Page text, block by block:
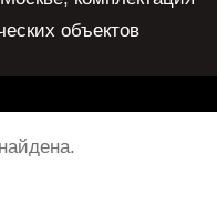
объектов